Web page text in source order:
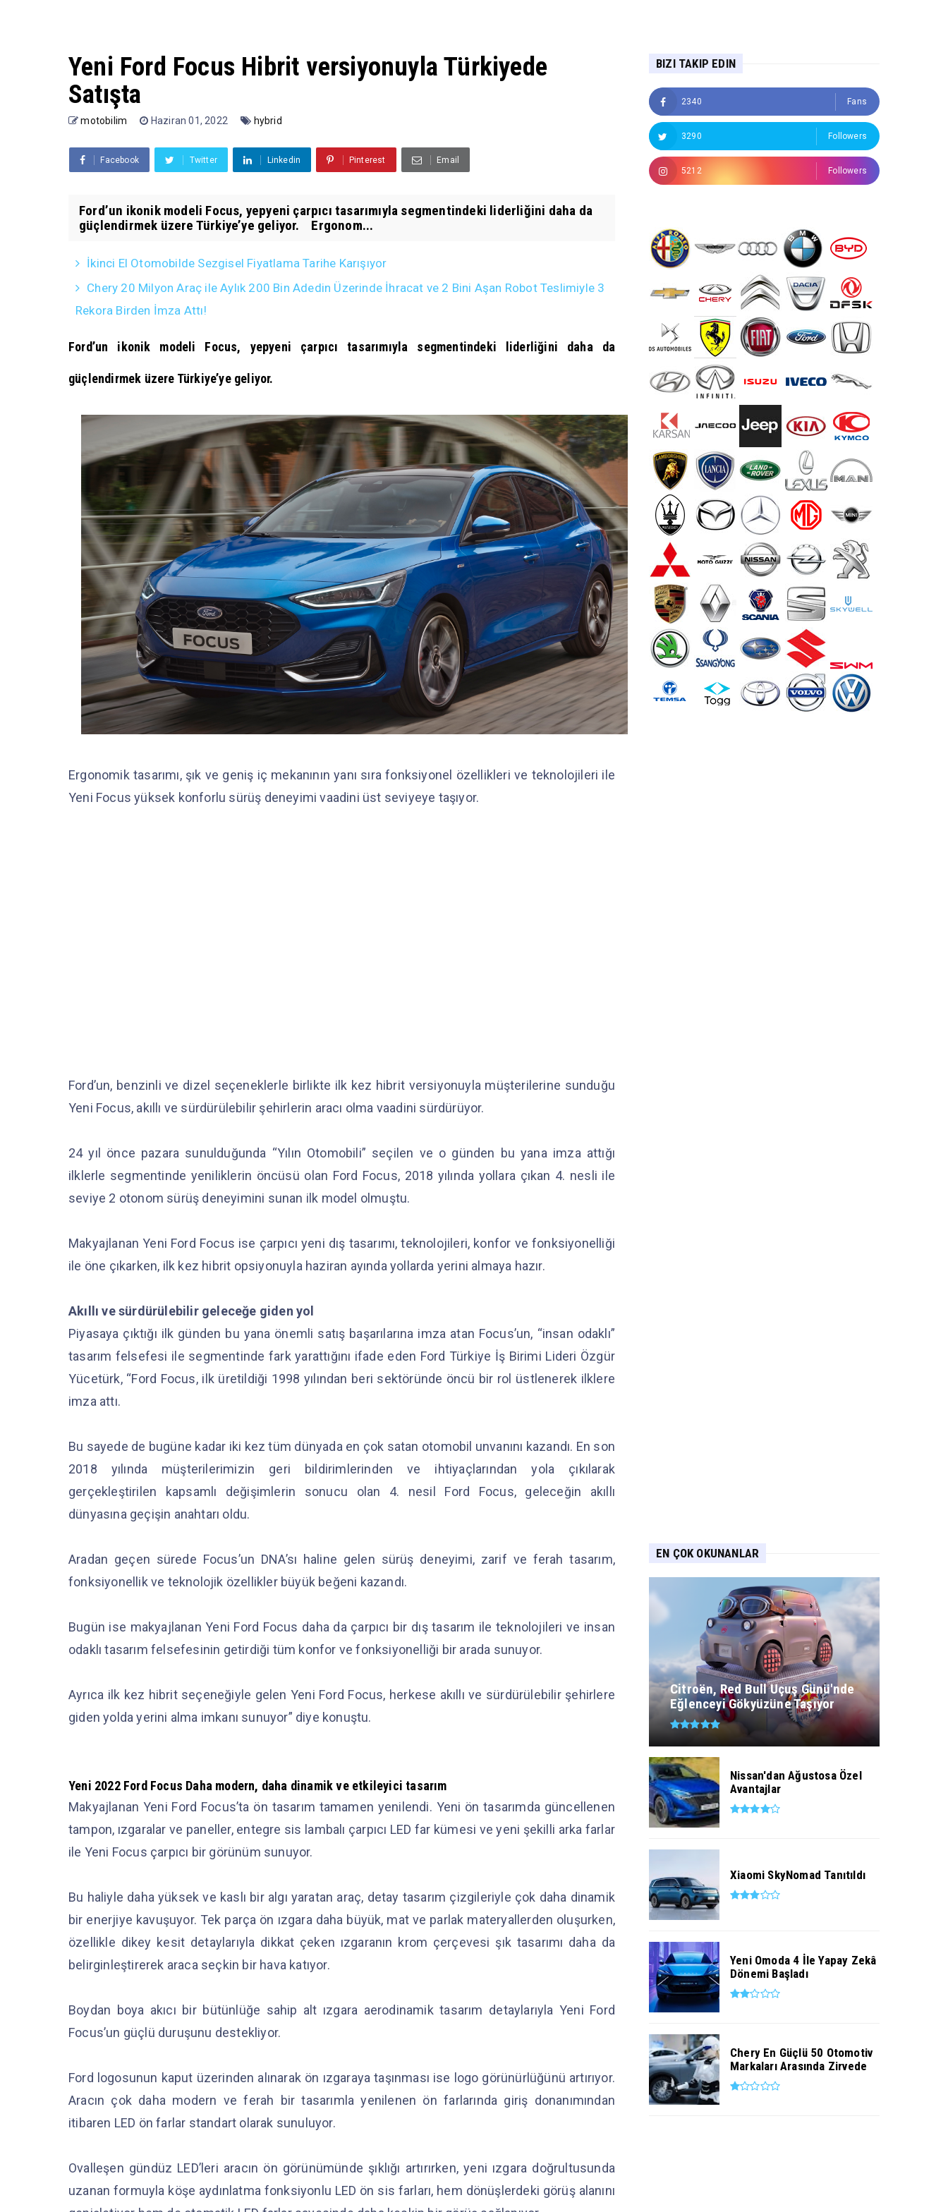
Yeni Ford Focus Hibrit versiyonuyla Türkiyede
Satışta
motobilim Haziran 01, 2022 hybrid
Facebook Twitter Linkedin Pinterest Email
Ford’un ikonik modeli Focus, yepyeni çarpıcı tasarımıyla segmentindeki liderliğini daha da
güçlendirmek üzere Türkiye’ye geliyor. Ergonom...
İkinci El Otomobilde Sezgisel Fiyatlama Tarihe Karışıyor
Chery 20 Milyon Araç ile Aylık 200 Bin Adedin Üzerinde İhracat ve 2 Bini Aşan Robot Teslimiyle 3
Rekora Birden İmza Attı!
Ford’un ikonik modeli Focus, yepyeni çarpıcı tasarımıyla segmentindeki liderliğini daha da
güçlendirmek üzere Türkiye’ye geliyor.
Ergonomik tasarımı, şık ve geniş iç mekanının yanı sıra fonksiyonel özellikleri ve teknolojileri ile
Yeni Focus yüksek konforlu sürüş deneyimi vaadini üst seviyeye taşıyor.
Ford’un, benzinli ve dizel seçeneklerle birlikte ilk kez hibrit versiyonuyla müşterilerine sunduğu
Yeni Focus, akıllı ve sürdürülebilir şehirlerin aracı olma vaadini sürdürüyor.
24 yıl önce pazara sunulduğunda “Yılın Otomobili” seçilen ve o günden bu yana imza attığı
ilklerle segmentinde yeniliklerin öncüsü olan Ford Focus, 2018 yılında yollara çıkan 4. nesli ile
seviye 2 otonom sürüş deneyimini sunan ilk model olmuştu.
Makyajlanan Yeni Ford Focus ise çarpıcı yeni dış tasarımı, teknolojileri, konfor ve fonksiyonelliği
ile öne çıkarken, ilk kez hibrit opsiyonuyla haziran ayında yollarda yerini almaya hazır.
Akıllı ve sürdürülebilir geleceğe giden yol
Piyasaya çıktığı ilk günden bu yana önemli satış başarılarına imza atan Focus’un, “insan odaklı”
tasarım felsefesi ile segmentinde fark yarattığını ifade eden Ford Türkiye İş Birimi Lideri Özgür
Yücetürk, “Ford Focus, ilk üretildiği 1998 yılından beri sektöründe öncü bir rol üstlenerek ilklere
imza attı.
Bu sayede de bugüne kadar iki kez tüm dünyada en çok satan otomobil unvanını kazandı. En son
2018 yılında müşterilerimizin geri bildirimlerinden ve ihtiyaçlarından yola çıkılarak
gerçekleştirilen kapsamlı değişimlerin sonucu olan 4. nesil Ford Focus, geleceğin akıllı
dünyasına geçişin anahtarı oldu.
Aradan geçen sürede Focus’un DNA’sı haline gelen sürüş deneyimi, zarif ve ferah tasarım,
fonksiyonellik ve teknolojik özellikler büyük beğeni kazandı.
Bugün ise makyajlanan Yeni Ford Focus daha da çarpıcı bir dış tasarım ile teknolojileri ve insan
odaklı tasarım felsefesinin getirdiği tüm konfor ve fonksiyonelliği bir arada sunuyor.
Ayrıca ilk kez hibrit seçeneğiyle gelen Yeni Ford Focus, herkese akıllı ve sürdürülebilir şehirlere
giden yolda yerini alma imkanı sunuyor” diye konuştu.
Yeni 2022 Ford Focus Daha modern, daha dinamik ve etkileyici tasarım
Makyajlanan Yeni Ford Focus’ta ön tasarım tamamen yenilendi. Yeni ön tasarımda güncellenen
tampon, ızgaralar ve paneller, entegre sis lambalı çarpıcı LED far kümesi ve yeni şekilli arka farlar
ile Yeni Focus çarpıcı bir görünüm sunuyor.
Bu haliyle daha yüksek ve kaslı bir algı yaratan araç, detay tasarım çizgileriyle çok daha dinamik
bir enerjiye kavuşuyor. Tek parça ön ızgara daha büyük, mat ve parlak materyallerden oluşurken,
özellikle dikey kesit detaylarıyla dikkat çeken ızgaranın krom çerçevesi şık tasarımı daha da
belirginleştirerek araca seçkin bir hava katıyor.
Boydan boya akıcı bir bütünlüğe sahip alt ızgara aerodinamik tasarım detaylarıyla Yeni Ford
Focus’un güçlü duruşunu destekliyor.
Ford logosunun kaput üzerinden alınarak ön ızgaraya taşınması ise logo görünürlüğünü artırıyor.
Aracın çok daha modern ve ferah bir tasarımla yenilenen ön farlarında giriş donanımından
itibaren LED ön farlar standart olarak sunuluyor.
Ovalleşen gündüz LED’leri aracın ön görünümünde şıklığı artırırken, yeni ızgara doğrultusunda
uzanan formuyla köşe aydınlatma fonksiyonlu LED ön sis farları, hem dönüşlerdeki görüş alanını
BIZI TAKIP EDIN
2340 Fans
3290 Followers
5212 Followers
EN ÇOK OKUNANLAR
Citroën, Red Bull Uçuş Günü'nde
Eğlenceyi Gökyüzüne Taşıyor
Nissan'dan Ağustosa Özel
Avantajlar
Xiaomi SkyNomad Tanıtıldı
Yeni Omoda 4 İle Yapay Zekâ
Dönemi Başladı
Chery En Güçlü 50 Otomotiv
Markaları Arasında Zirvede